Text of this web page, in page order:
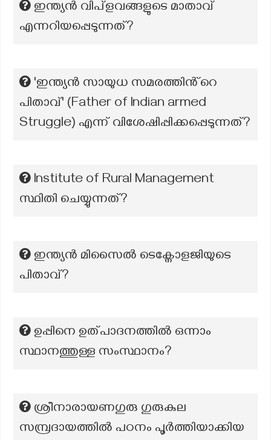
ഇന്ത്യൻ വിപ്ളവങ്ങളുടെ മാതാവ്
എന്നറിയപ്പെടുന്നത്?
'ഇന്ത്യൻ സായുധ സമരത്തിൻ്റെ
പിതാവ്' (Father of Indian armed
Struggle) എന്ന് വിശേഷിപ്പിക്കപ്പെടുന്നത്?
Institute of Rural Management
സ്ഥിതി ചെയ്യുന്നത്?
ഇന്ത്യൻ മിസൈൽ ടെക്നോളജിയുടെ
പിതാവ്?
ഉപ്പിനെ ഉത്പാദനത്തിൽ ഒന്നാം
സ്ഥാനത്തുള്ള സംസ്ഥാനം?
ശ്രീനാരായണഗുരു ഗുരുകുല
സമ്പ്രദായത്തിൽ പഠനം പൂർത്തിയാക്കിയ